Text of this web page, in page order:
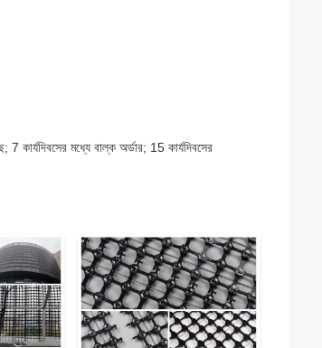
7 কার্যদিবসের মধ্যে বাল্ক অর্ডার; 15 কার্যদিবসের